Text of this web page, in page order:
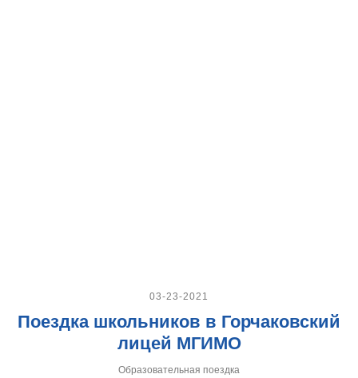
03-23-2021
Поездка школьников в Горчаковский
лицей МГИМО
Образовательная поездка